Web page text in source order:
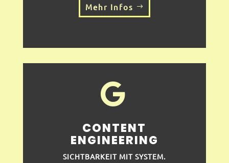
Mehr Infos

CONTENT
ENGINEERING
SICHTBARKEIT MIT SYSTEM.